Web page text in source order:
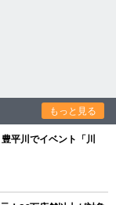
もっと見る
平川でイベント「川